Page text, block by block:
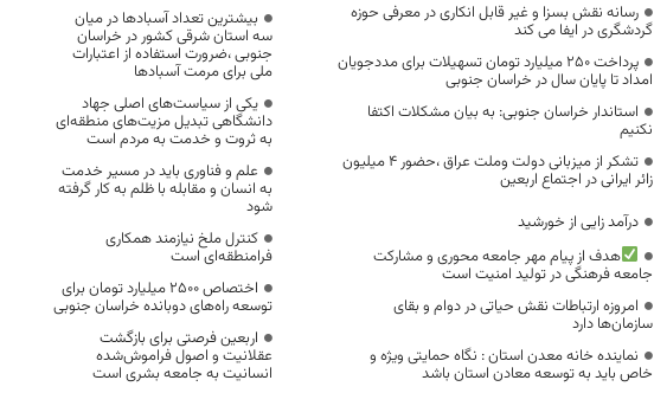
رسانه نقش بسزا و غیر قابل انکاری در معرفی حوزه
گردشگری در ایفا می کند
پرداخت ۲۵۰ میلیارد تومان تسهیلات برای مددجویان
امداد تا پایان سال در خراسان جنوبی
استاندار خراسان جنوبی: به بیان مشکلات اکتفا
نکنیم
تشکر از میزبانی دولت وملت عراق ،حضور ۴ میلیون
زائر ایرانی در اجتماع اربعین
درآمد زایی از خورشید
هدف از پیام مهر جامعه محوری و مشارکت
جامعه فرهنگی در تولید امنیت است
امروزه ارتباطات نقش حیاتی در دوام و بقای
سازمان‌ها دارد
نماینده خانه معدن استان : نگاه حمایتی ویژه و
خاص باید به توسعه معادن استان باشد
بیشترین تعداد آسبادها در میان
سه استان شرقی کشور در خراسان
جنوبی ،ضرورت استفاده از اعتبارات
ملی برای مرمت آسبادها
یکی از سیاست‌های اصلی جهاد
دانشگاهی تبدیل مزیت‌های منطقه‌ای
به ثروت و خدمت به مردم است
علم و فناوری باید در مسیر خدمت
به انسان و مقابله با ظلم به کار گرفته
شود
کنترل ملخ نیازمند همکاری
فرامنطقه‌ای است
اختصاص 2500 میلیارد تومان برای
توسعه راه‌های دوبانده خراسان جنوبی
اربعین فرصتی برای بازگشت
عقلانیت و اصول فراموش‌شده
انسانیت به جامعه بشری است